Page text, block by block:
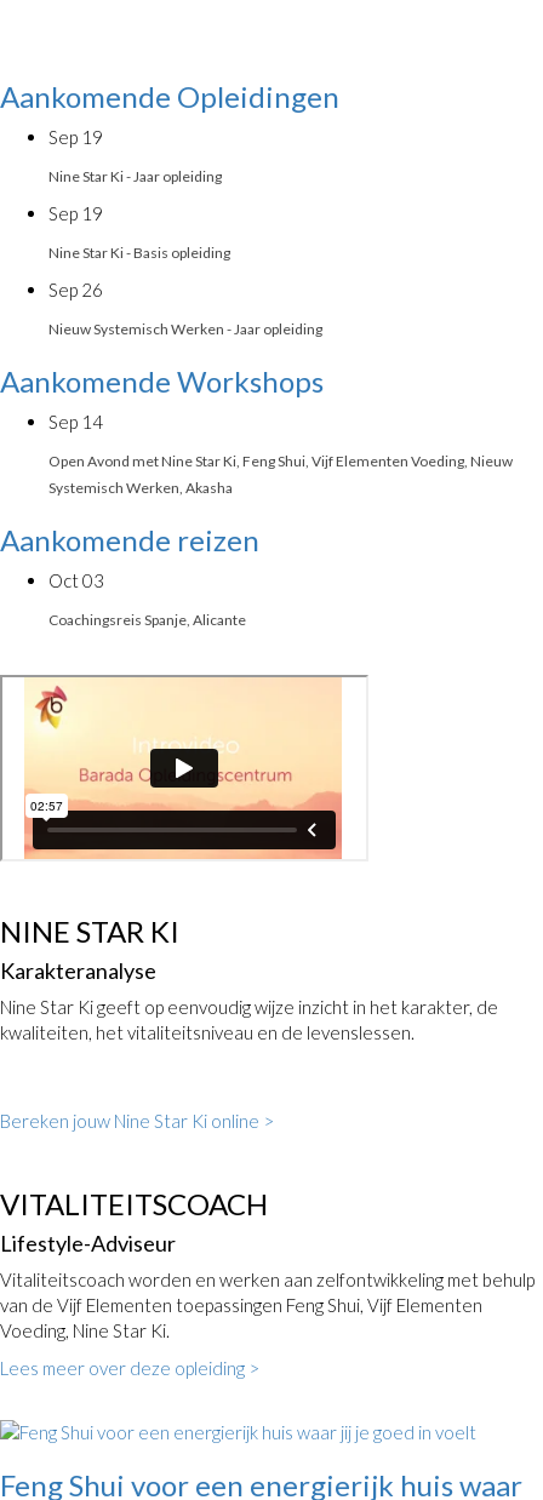
Aankomende Opleidingen
Sep 19
Nine Star Ki - Jaar opleiding
Sep 19
Nine Star Ki - Basis opleiding
Sep 26
Nieuw Systemisch Werken - Jaar opleiding
Aankomende Workshops
Sep 14
Open Avond met Nine Star Ki, Feng Shui, Vijf Elementen Voeding, Nieuw
Systemisch Werken, Akasha
Aankomende reizen
Oct03
Coachingsreis Spanje, Alicante
NINE STAR KI
Karakteranalyse
Nine Star Ki geeft op eenvoudig wijze inzicht in het karakter, de
kwaliteiten, het vitaliteitsniveau en de levenslessen.
Bereken jouw Nine Star Ki online >
VITALITEITSCOACH
Lifestyle-Adviseur
Vitaliteitscoach worden en werken aan zelfontwikkeling met behulp
van de Vijf Elementen toepassingen Feng Shui, Vijf Elementen
Voeding, Nine Star Ki.
Lees meer over deze opleiding >
Feng Shui voor een energierijk huis waar